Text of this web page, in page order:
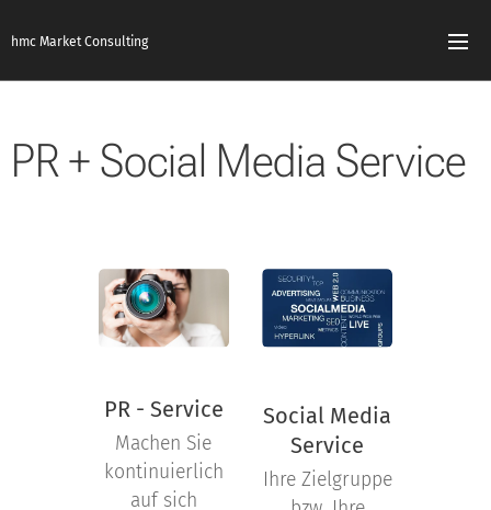
hmc Market Consulting
PR + Social Media Service
PR - Service
Machen Sie
kontinuierlich
auf sich
Social Media
Service
Ihre Zielgruppe